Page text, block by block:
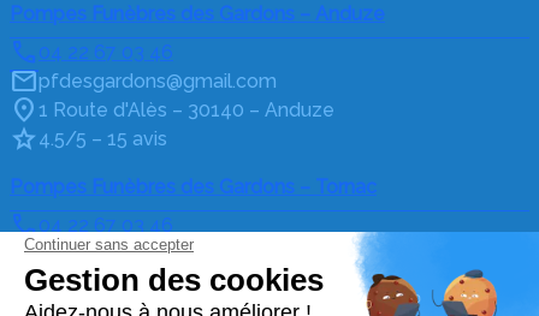
Pompes Funèbres des Gardons – Anduze
04 22 67 03 46
pfdesgardons@gmail.com
1 Route d'Alès – 30140 – Anduze
4.5/5 – 15 avis
Pompes Funèbres des Gardons – Tornac
04 22 67 03 46
pfdesgardons@gmail.com
La Madeleine Tornac – 30140 – Tornac